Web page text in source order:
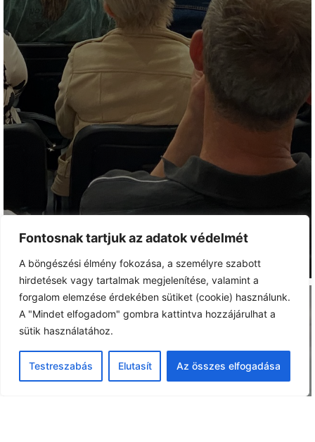
Fontosnak tartjuk az adatok védelmét
A böngészési élmény fokozása, a személyre szabott
hirdetések vagy tartalmak megjelenítése, valamint a
forgalom elemzése érdekében sütiket (cookie) használunk.
A "Mindet elfogadom" gombra kattintva hozzájárulhat a
sütik használatához.
Testreszabás Elutasít Az összes elfogadása